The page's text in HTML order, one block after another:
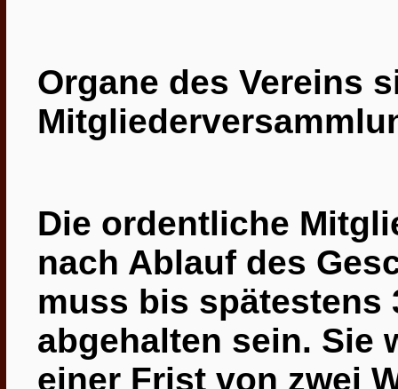
Organe des Vereins
Die ordentliche
nach Ablauf des
muss bis spätestens
abgehalten sein. Sie
einer Frist von zwei